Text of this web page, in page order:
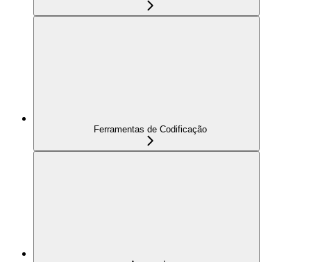
Ferramentas de Codificação